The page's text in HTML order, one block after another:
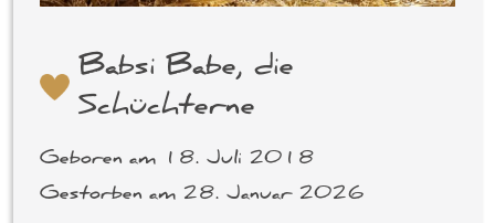
Babsi Babe, die
Schüchterne
Geboren am 18. Juli 2018
Gestorben am 28. Januar 2026